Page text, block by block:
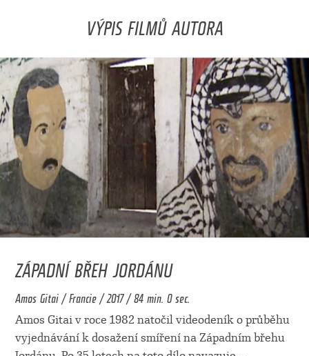
VÝPIS FILMŮ AUTORA
ZÁPADNÍ BŘEH JORDÁNU
Amos Gitai / Francie / 2017 / 84 min. 0 sec.
Amos Gitai v roce 1982 natočil videodeník o průběhu
vyjednávání k dosažení smíření na Západním břehu